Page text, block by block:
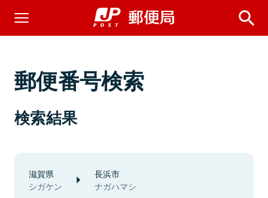
郵便番号検索
検索結果
滋賀県
シガケン
長浜市
ナガハマシ